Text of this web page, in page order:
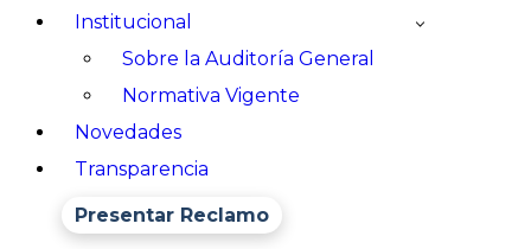
Institucional
Sobre la Auditoría General
Normativa Vigente
Novedades
Transparencia
Presentar Reclamo